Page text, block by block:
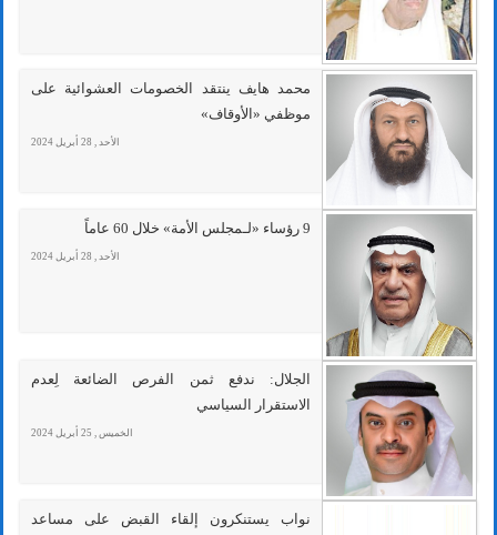
محمد هايف ينتقد الخصومات العشوائية على
موظفي «الأوقاف»
الأحد , 28 أبريل 2024
9 رؤساء «لـمجلس الأمة» خلال 60 عاماً
الأحد , 28 أبريل 2024
الجلال: ندفع ثمن الفرص الضائعة لِعدم
الاستقرار السياسي
الخميس , 25 أبريل 2024
نواب يستنكرون إلقاء القبض على مساعد